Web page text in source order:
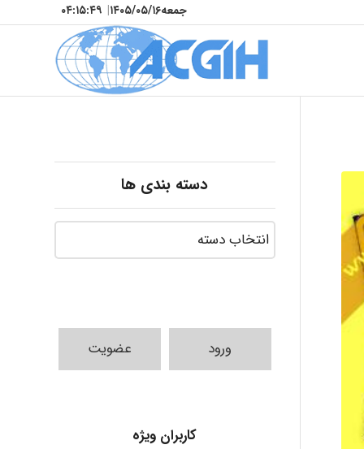
جمعه۱۴۰۵/۰۵/۱۶| ۰۴:۱۵:۵۱
دسته بندی ها
ورود عضویت
کاربران ویژه